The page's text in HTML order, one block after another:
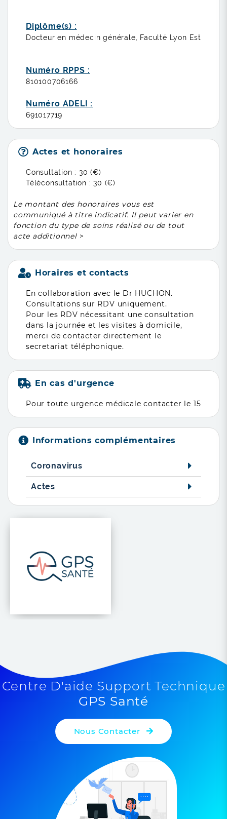
Diplôme(s) :
Docteur en médecin générale, Faculté Lyon Est
Numéro RPPS :
810100706166
Numéro ADELI :
691017719
Actes et honoraires
Consultation :30 (€)
Téléconsultation :30 (€)
Le montant des honoraires vous est
communiqué à titre indicatif. Il peut varier en
fonction du type de soins réalisé ou de tout
acte additionnel >
Horaires et contacts
En collaboration avec le Dr HUCHON.
Consultations sur RDV uniquement.
Pour les RDV nécessitant une consultation
dans la journée et les visites à domicile,
merci de contacter directement le
secretariat téléphonique.
En cas d'urgence
Pour toute urgence médicale contacter le 15
Informations complémentaires
Coronavirus
Actes
Centre D'aide Support Technique
GPS Santé
Nous Contacter